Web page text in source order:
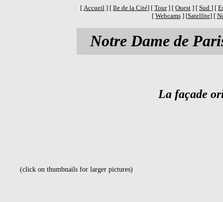
[ Accueil ] [ Ile de la Cité] [ Tour] [ Ouest ] [ Sud ] [
[ Webcams] [Satellite] [
Notre Dame de
La façade
(click on thumbnails for larger pictures)